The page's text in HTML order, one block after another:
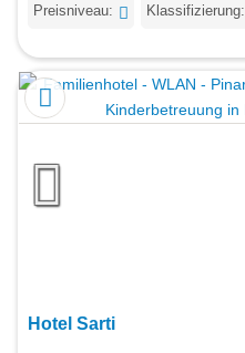
Preisniveau: Klassifizierung:
Hotel Sarti